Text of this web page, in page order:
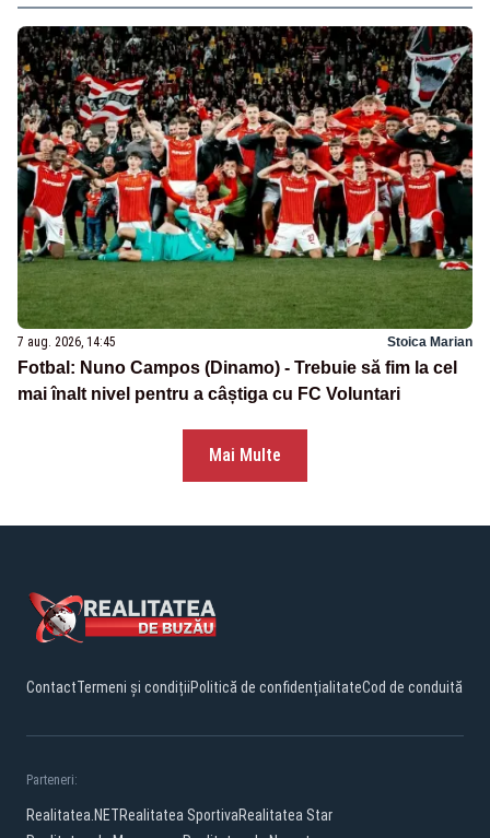
7 aug. 2026, 14:45 Stoica Marian
Fotbal: Nuno Campos (Dinamo) - Trebuie să fim la cel
mai înalt nivel pentru a câștiga cu FC Voluntari
Mai Multe
ContactTermeni și condițiiPolitică de confidențialitateCod de conduită
Parteneri:
Realitatea.NETRealitatea SportivaRealitatea Star